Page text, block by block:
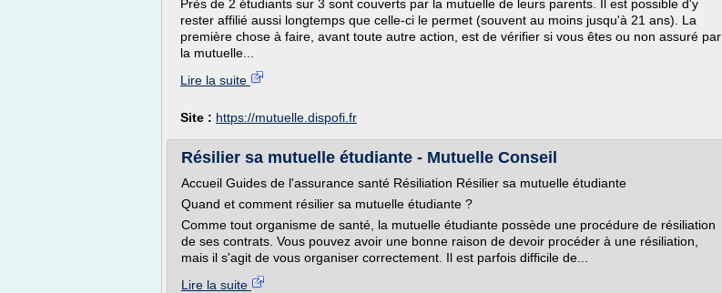
Près de 2 étudiants sur 3 sont couverts par la mutuelle de leurs parents. Il est possible d'y
rester affilié aussi longtemps que celle-ci le permet (souvent au moins jusqu'à 21 ans). La
première chose à faire, avant toute autre action, est de vérifier si vous êtes ou non assuré par
la mutuelle...
Lire la suite
Site : https://mutuelle.dispofi.fr
Résilier sa mutuelle étudiante - Mutuelle Conseil
Accueil Guides de l'assurance santé Résiliation Résilier sa mutuelle étudiante
Quand et comment résilier sa mutuelle étudiante ?
Comme tout organisme de santé, la mutuelle étudiante possède une procédure de résiliation
de ses contrats. Vous pouvez avoir une bonne raison de devoir procéder à une résiliation,
mais il s'agit de vous organiser correctement. Il est parfois difficile de...
Lire la suite